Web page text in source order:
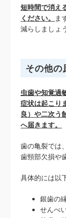
短時間で消え
ください。
ま
減らしましょ
その他の
虫歯や知覚過
症状は起こり
良）や二次う
へ届きます。
歯の亀裂では
歯頸部欠損や
具体的には以
銀歯の
せんべ